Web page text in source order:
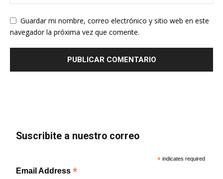
Guardar mi nombre, correo electrónico y sitio web en este
navegador la próxima vez que comente.
Suscribite a nuestro correo
* indicates required
Email Address*